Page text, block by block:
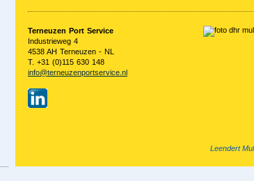
Leendert
Terneuzen Port Service
Industrieweg 4
4538 AH Terneuzen - NL
T. +31 (0)115 630 148
info@terneuzenportservice.nl